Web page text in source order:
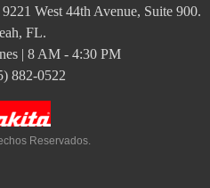
West 44th Avenue, Suite 900.
FL.
| 8 AM - 4:30 PM
882-0522
Reservados.